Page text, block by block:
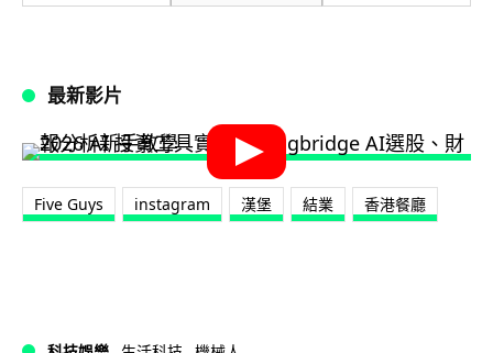
最新影片
Five Guys instagram 漢堡 結業 香港餐廳